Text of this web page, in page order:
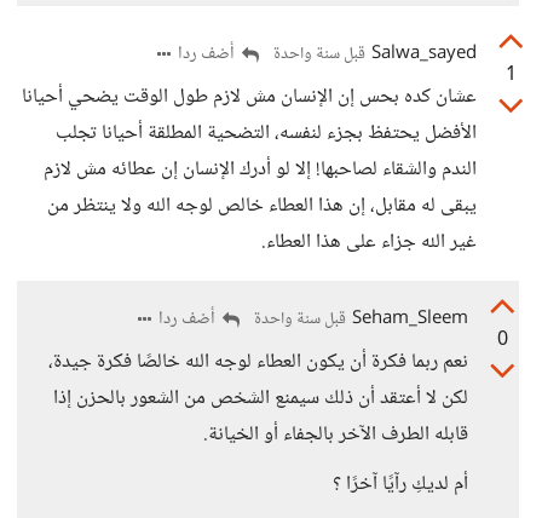
1
Salwa_sayed قبل سنة واحدة أضف ردا
عشان كده بحس إن الإنسان مش لازم طول الوقت يضحي أحيانا
الأفضل يحتفظ بجزء لنفسه، التضحية المطلقة أحيانا تجلب
الندم والشقاء لصاحبها! إلا لو أدرك الإنسان إن عطائه مش لازم
يبقى له مقابل، إن هذا العطاء خالص لوجه الله ولا ينتظر من
غير الله جزاء على هذا العطاء.
0
Seham_Sleem قبل سنة واحدة أضف ردا
نعم ربما فكرة أن يكون العطاء لوجه الله خالصًا فكرة جيدة،
لكن لا أعتقد أن ذلك سيمنع الشخص من الشعور بالحزن إذا
قابله الطرف الآخر بالجفاء أو الخيانة.
أم لديكِ رآيًا آخرًا ؟